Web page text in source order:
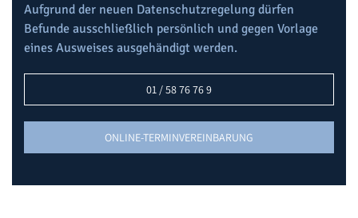
Aufgrund der neuen Datenschutzregelung dürfen
Befunde ausschließlich persönlich und gegen Vorlage
eines Ausweises ausgehändigt werden.
01 / 58 76 76 9
ONLINE-TERMINVEREINBARUNG